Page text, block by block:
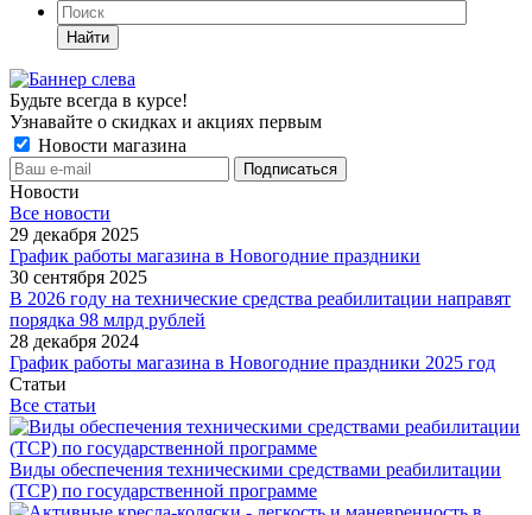
Найти
Будьте всегда в курсе!
Узнавайте о скидках и акциях первым
Новости магазина
Новости
Все новости
29 декабря 2025
График работы магазина в Новогодние праздники
30 сентября 2025
В 2026 году на технические средства реабилитации направят
порядка 98 млрд рублей
28 декабря 2024
График работы магазина в Новогодние праздники 2025 год
Статьи
Все статьи
Виды обеспечения техническими средствами реабилитации
(ТСР) по государственной программе